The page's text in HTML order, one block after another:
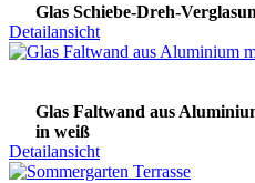
Glas Schiebe-Dreh-
Detailansicht
Glas Faltwand aus
in weiß
Detailansicht